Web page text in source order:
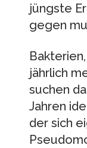
jüngste
gegen
jährlich
suchen
Jahren
der sich